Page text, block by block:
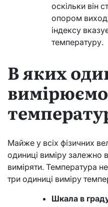
оскільки він
опором
індексу
температуру.
В яких
вимірюємо
Майже у всіх фізичних
одиниці виміру залежно
виміряти. Температура
три одиниці виміру
Шкала в